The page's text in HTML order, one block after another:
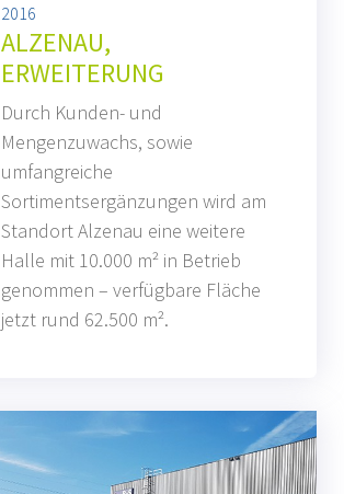
2016
ALZENAU,
ERWEITERUNG
Durch Kunden- und
Mengenzuwachs, sowie
umfangreiche
Sortimentsergänzungen wird am
Standort Alzenau eine weitere
Halle mit 10.000 m² in Betrieb
genommen – verfügbare Fläche
jetzt rund 62.500 m².